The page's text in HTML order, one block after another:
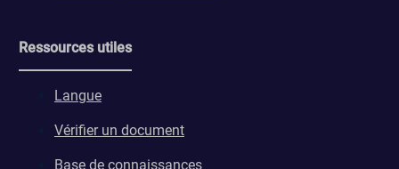
Ressources utiles
Langue
Vérifier un document
Base de connaissances